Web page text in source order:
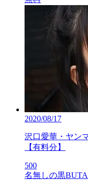
2020/08/17
沢口愛華・ヤン
【有料分】
500
名無しの黒